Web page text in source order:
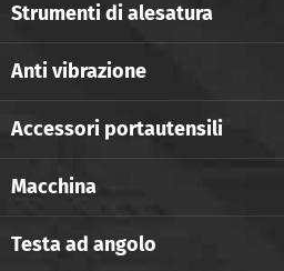
Strumenti di alesatura
Anti vibrazione
Accessori portautensili
Macchina
Testa ad angolo